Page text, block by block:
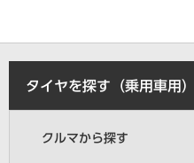
タイヤを探す（乗用車用）
クルマから探す